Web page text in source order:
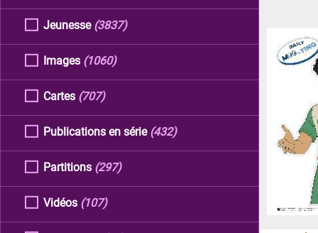
Jeunesse (3837)
Images (1060)
Cartes (707)
Publications en série (432)
Partitions (297)
Vidéos (107)